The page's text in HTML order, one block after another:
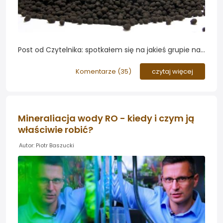
Post od Czytelnika: spotkałem się na jakieś grupie na
postawionym napodłożu aktywnym
powinno się
= 0 w słupie wody. W
Komentarze (35) czytaj więcej
Mineraliacja wody RO - kiedy i czym ją
właściwie robić?
Autor: Piotr Baszucki